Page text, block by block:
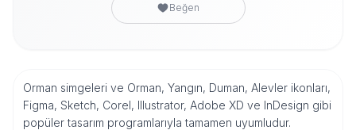
Beğen
Orman simgeleri ve Orman, Yangın, Duman, Alevler ikonları,
Figma, Sketch, Corel, Illustrator, Adobe XD ve InDesign gibi
popüler tasarım programlarıyla tamamen uyumludur.